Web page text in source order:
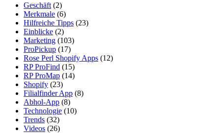
Geschäft (2)
Merkmale (6)
Hilfreiche Tipps (23)
Einblicke (2)
Marketing (103)
ProPickup (17)
Rose Perl Shopify Apps (12)
RP ProFind (15)
RP ProMap (14)
Shopify (23)
Filialfinder App (8)
Abhol-App (8)
Technologie (10)
Trends (32)
Videos (26)